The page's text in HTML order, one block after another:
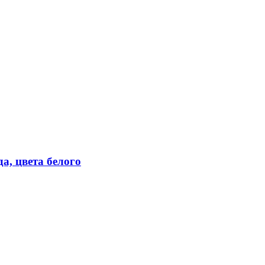
цвета белого